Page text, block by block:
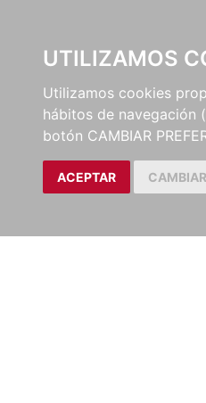
UTILIZAMOS
Utilizamos cookies
hábitos de navegación
botón CAMBIAR
ACEPTAR